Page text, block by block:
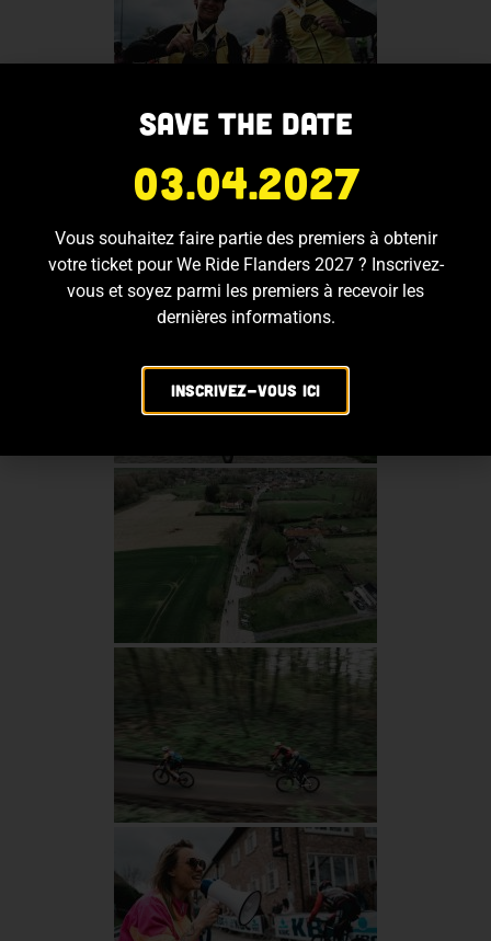
Save the date
03.04.2027
Vous souhaitez faire partie des premiers à obtenir
votre ticket pour We Ride Flanders 2027 ? Inscrivez-
vous et soyez parmi les premiers à recevoir les
dernières informations.
Inscrivez-vous ici